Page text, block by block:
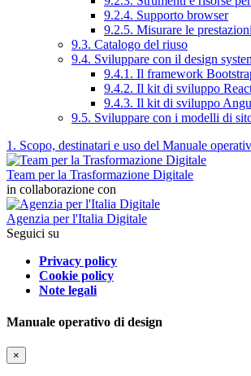
9.2.4. Supporto browser
9.2.5. Misurare le prestazioni
9.3. Catalogo del riuso
9.4. Sviluppare con il design
9.4.1. Il framework
9.4.2. Il kit di sviluppo
9.4.3. Il kit di sviluppo
9.5. Sviluppare con i modelli di
1. Scopo, destinatari e uso del Manuale
Team per la Trasformazione Digitale
in collaborazione con
Agenzia per l'Italia Digitale
Seguici su
Privacy policy
Cookie policy
Note legali
Manuale operativo di design
×